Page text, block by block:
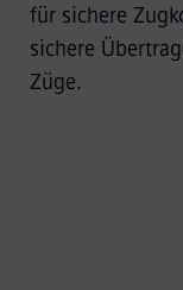
für sichere
sichere
Züge.